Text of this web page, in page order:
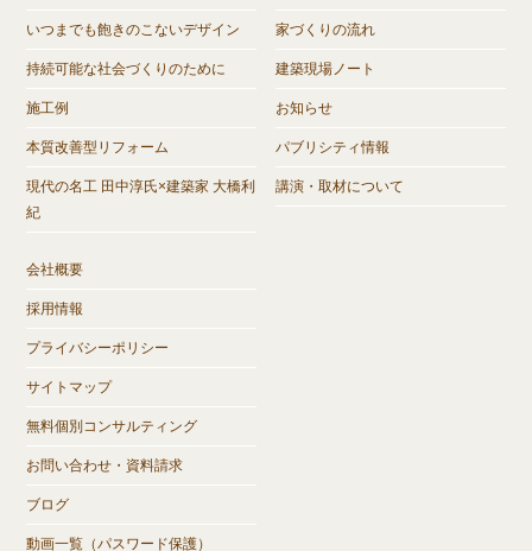
いつまでも飽きのこないデザイン
持続可能な社会づくりのために
施工例
本質改善型リフォーム
現代の名工 田中淳氏×建築家 大橋利
紀
家づくりの流れ
建築現場ノート
お知らせ
パブリシティ情報
講演・取材について
会社概要
採用情報
プライバシーポリシー
サイトマップ
無料個別コンサルティング
お問い合わせ・資料請求
ブログ
動画一覧（パスワード保護）